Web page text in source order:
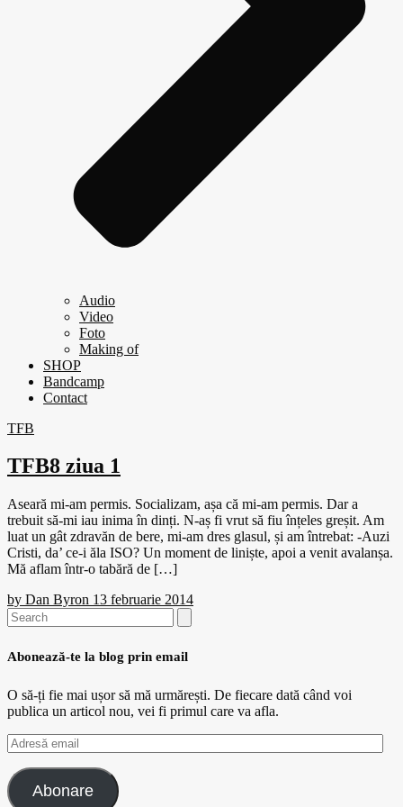
Audio
Video
Foto
Making of
SHOP
Bandcamp
Contact
TFB
TFB8 ziua 1
Aseară mi-am permis. Socializam, așa că mi-am permis. Dar a
trebuit să-mi iau inima în dinți. N-aș fi vrut să fiu înțeles greșit. Am
luat un gât zdravăn de bere, mi-am dres glasul, și am întrebat: -Auzi
Cristi, da’ ce-i ăla ISO? Un moment de liniște, apoi a venit avalanșa.
Mă aflam într-o tabără de […]
by Dan Byron 13 februarie 2014
Search
for:
Abonează-te la blog prin email
O să-ți fie mai ușor să mă urmărești. De fiecare dată când voi
publica un articol nou, vei fi primul care va afla.
Adresă
email
Abonare